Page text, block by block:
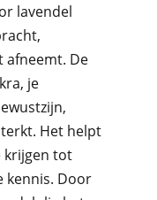
lavendel
De
je
Het helpt
krijgen tot
kennis. Door